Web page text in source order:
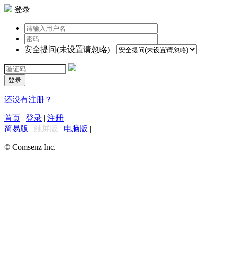
登录
安全提问(未设置请忽略)
登录
还没有注册？
首页 | 登录 | 注册
简易版 | 触屏版 | 电脑版 |
© Comsenz Inc.